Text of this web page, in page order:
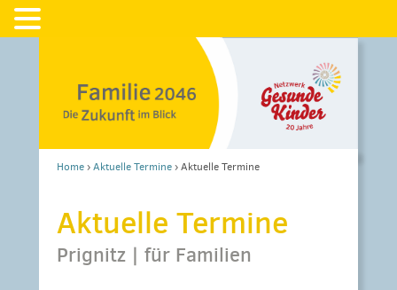
Home›Aktuelle Termine›Aktuelle Termine
Aktuelle Termine
Prignitz | für Familien